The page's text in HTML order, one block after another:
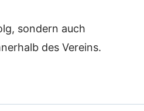
sondern auch
des Vereins.